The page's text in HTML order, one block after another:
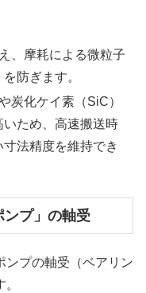
、摩耗による微粒子
防ぎます。
炭化ケイ素（SiC）
ため、高速搬送時
法精度を維持でき
ンプ」の軸受
プの軸受（ベアリン